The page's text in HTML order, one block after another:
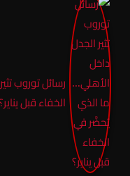
رسائل توروب
الخفاء قبل